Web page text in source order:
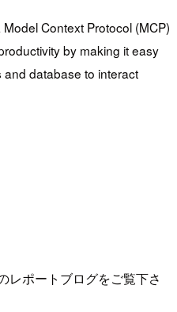
Context Protocol (MCP)
by making it easy
database to interact
レポートブログをご覧下さ